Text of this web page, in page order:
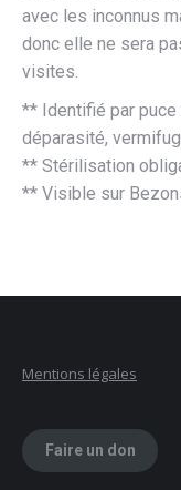
avec les inconnus
donc elle ne sera
visites.
** Identifié par puce
déparasité,
** Stérilisation
** Visible sur
Mentions légales
Faire un don